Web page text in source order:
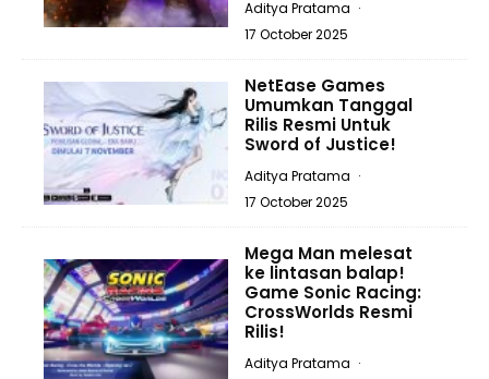
Aditya Pratama ·
17 October 2025
NetEase Games
Umumkan Tanggal
Rilis Resmi Untuk
Sword of Justice!
Aditya Pratama ·
17 October 2025
Mega Man melesat
ke lintasan balap!
Game Sonic Racing:
CrossWorlds Resmi
Rilis!
Aditya Pratama ·